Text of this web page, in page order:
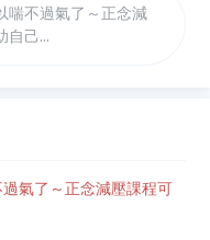
喘不過氣了～正念減
自己...
氣了～正念減壓課程可